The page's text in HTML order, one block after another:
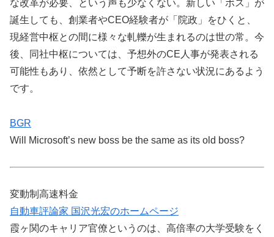
な改革が必要、という声も少なくない。新しい「ボス」が
誕生しても、創業者やCEO経験者が「院政」をひくと、
現経営中枢との間に様々な軋轢が生まれるのは世の常。今
後、同社中枢については、予想外のCE人事が発表される
可能性もあり、依然として予断を許さない状況にあるよう
です。
BGR
Will Microsoft’s new boss be the same as its old boss?
変動制高速料金
自動車評論家 国沢光宏のホームページ
霞ヶ関のキャリア官僚というのは、高倍率の大学受験をく